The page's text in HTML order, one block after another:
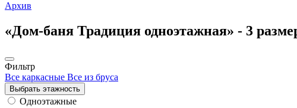
Архив
«Дом-баня Традиция одноэтажная» - 3
Фильтр
Все каркасные Все из бруса
Выбрать этажность
Одноэтажные